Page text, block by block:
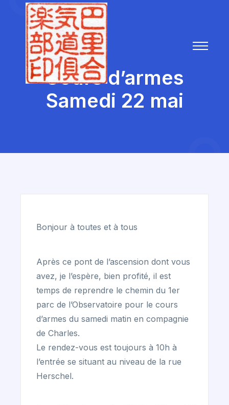
Cours d’armes
Samedi 22 mai
Bonjour à toutes et à tous
Après ce pont de l’ascension dont vous
avez, je l’espère, bien profité, il est
temps de reprendre le chemin du 1er
parc de l’Observatoire pour le cours
d’armes du samedi matin en compagnie
de Charles.
Le rendez-vous est toujours à 10h à
l’entrée se situant au niveau de la rue
Herschel.